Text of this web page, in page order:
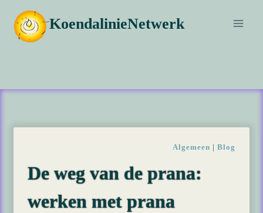
naar
inhoud
KoendalinieNetwerk
Algemeen Blog
De weg van de prana:
werken met prana